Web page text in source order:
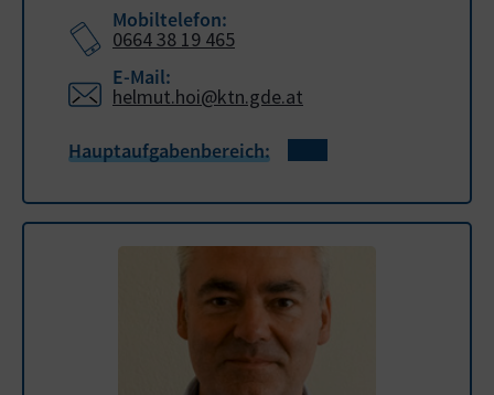
Mobiltelefon:
0664 38 19 465
E-Mail:
helmut.hoi@ktn.gde.at
Hauptaufgabenbereich: